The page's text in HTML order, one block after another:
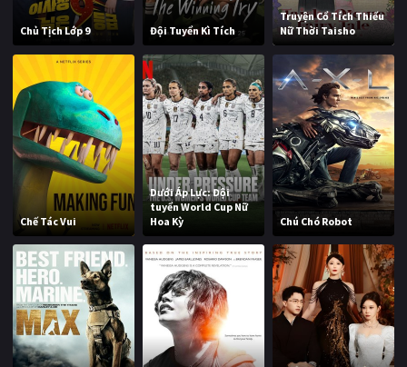
Chủ Tịch Lớp 9 Đội Tuyển Kì Tích
Truyện Cổ Tích Thiếu
Nữ Thời Taisho
Chế Tác Vui
Dưới Áp Lực: Đội
tuyển World Cup Nữ
Hoa Kỳ
Chú Chó Robot